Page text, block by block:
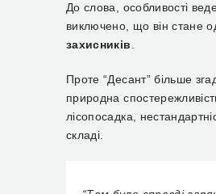
До слова, особливості
виключено, що він стане
захисників
Проте “Десант”більше
природна
лісопосадка,
складі.